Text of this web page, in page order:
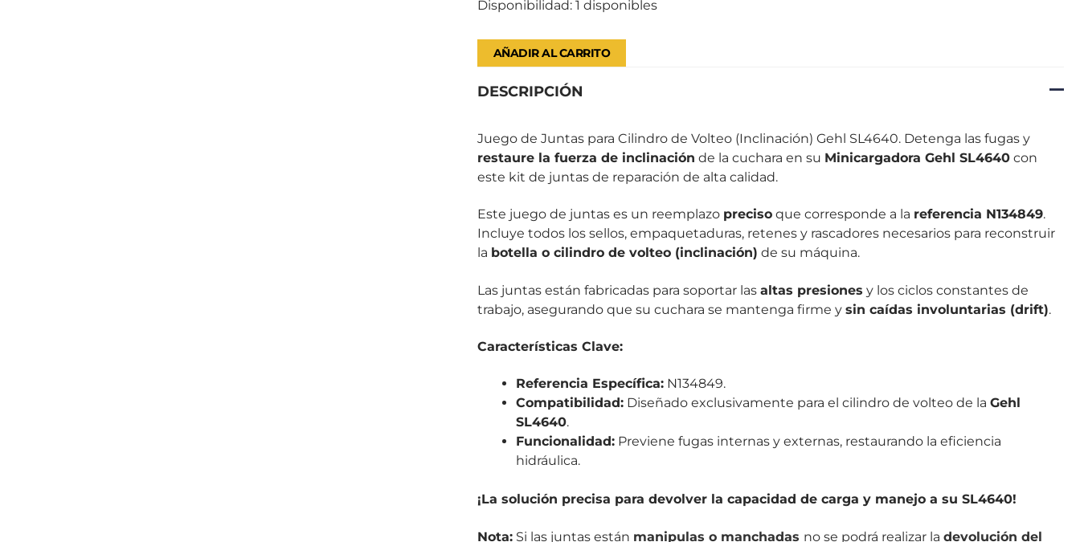
Disponibilidad: 1 disponibles
AÑADIR AL CARRITO
DESCRIPCIÓN
Juego de Juntas para Cilindro de Volteo (Inclinación) Gehl SL4640. Detenga las fugas y
restaure la fuerza de inclinación de la cuchara en su Minicargadora Gehl SL4640con
este kit de juntas de reparación de alta calidad.
Este juego de juntas es un reemplazo precisoque corresponde a la referencia N134849.
Incluye todos los sellos, empaquetaduras, retenes y rascadores necesarios para reconstruir
la botella o cilindro de volteo (inclinación) de su máquina.
Las juntas están fabricadas para soportar las altas presiones y los ciclos constantes de
trabajo, asegurando que su cuchara se mantenga firme y sin caídas involuntarias (drift).
Características Clave:
Referencia Específica:N134849.
Compatibilidad:Diseñado exclusivamente para el cilindro de volteo de la Gehl
SL4640.
Funcionalidad:Previene fugas internas y externas, restaurando la eficiencia
hidráulica.
¡La solución precisa para devolver la capacidad de carga y manejo a su SL4640!
Nota:Si las juntas están manipulas o manchadas no se podrá realizar la devolución del